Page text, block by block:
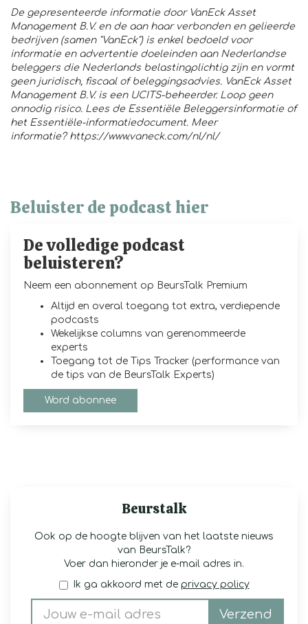
De gepresenteerde informatie door VanEck Asset
Management B.V. en de aan haar verbonden en gelieerde
bedrijven (samen "VanEck") is enkel bedoeld voor
informatie en advertentie doeleinden aan Nederlandse
beleggers die Nederlands belastingplichtig zijn en vormt
geen juridisch, fiscaal of beleggingsadvies. VanEck Asset
Management B.V. is een UCITS-beheerder. Loop geen
onnodig risico. Lees de Essentiële Beleggersinformatie of
het Essentiële-informatiedocument. Meer
informatie? https://www.vaneck.com/nl/nl/
Beluister de podcast hier
De volledige podcast
beluisteren?
Neem een abonnement op BeursTalk Premium
Altijd en overal toegang tot extra, verdiepende
podcasts
Wekelijkse columns van gerenommeerde
experts
Toegang tot de Tips Tracker (performance van
de tips van de BeursTalk Experts)
Word abonnee
Beurstalk
Ook op de hoogte blijven van het laatste nieuws
van BeursTalk?
Voer dan hieronder je e-mail adres in.
Ik ga akkoord met de privacy policy
Verzend